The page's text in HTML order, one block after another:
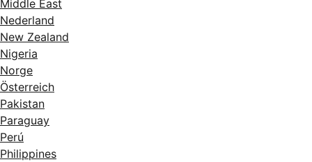
Middle East
Nederland
New Zealand
Nigeria
Norge
Österreich
Pakistan
Paraguay
Perú
Philippines